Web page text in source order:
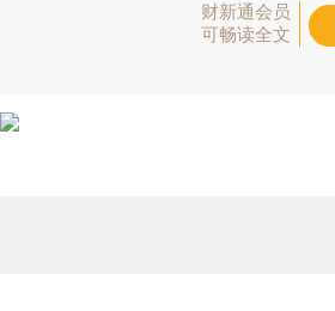
财新通会员
可畅读全文